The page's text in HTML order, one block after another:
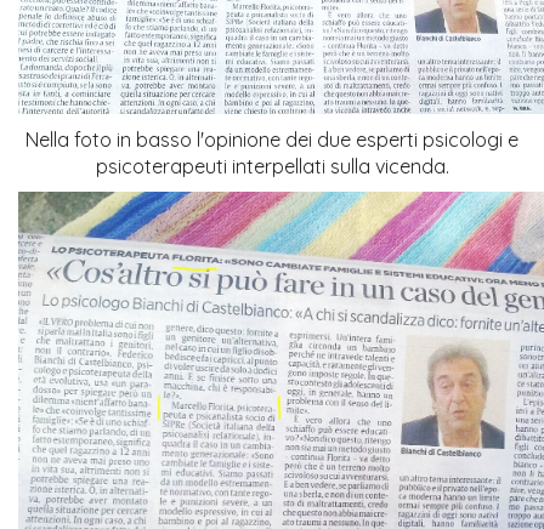
Nella foto in basso l'opinione dei due esperti psicologi e
psicoterapeuti interpellati sulla vicenda.